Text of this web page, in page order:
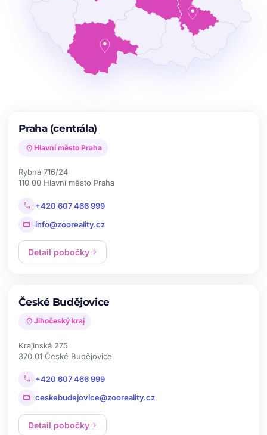
Praha (centrála)
location_on Hlavní město Praha
Rybná 716/24
110 00 Hlavní město Praha
call +420 607 466 999
mail info@zooreality.cz
Detail pobočkyarrow_forward
České Budějovice
location_on Jihočeský kraj
Krajinská 275
370 01 České Budějovice
call +420 607 466 999
mail ceskebudejovice@zooreality.cz
Detail pobočkyarrow_forward